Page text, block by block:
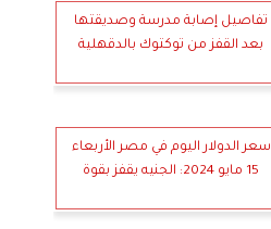
تفاصيل إصابة مدرسة وصديقتها
بعد القفز من توكتوك بالدقهلية
سعر الدولار اليوم في مصر الأربعاء
15 مايو 2024: الجنيه يقفز بقوة